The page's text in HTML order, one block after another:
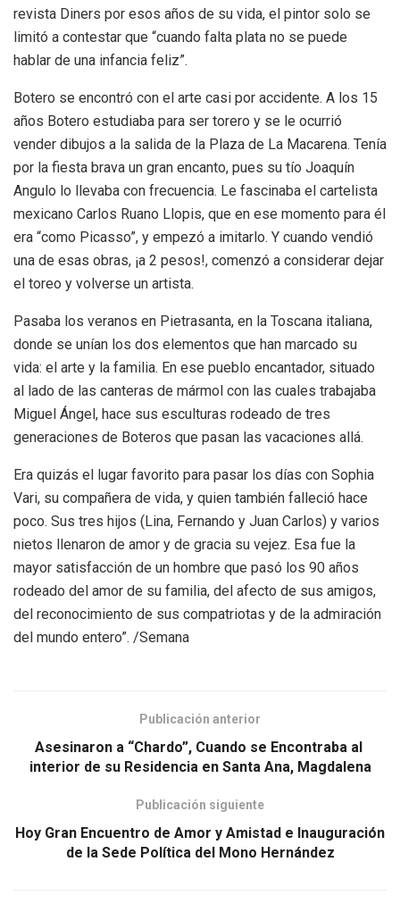
revista Diners por esos años de su vida, el pintor solo se
limitó a contestar que “cuando falta plata no se puede
hablar de una infancia feliz”.
Botero se encontró con el arte casi por accidente. A los 15
años Botero estudiaba para ser torero y se le ocurrió
vender dibujos a la salida de la Plaza de La Macarena. Tenía
por la fiesta brava un gran encanto, pues su tío Joaquín
Angulo lo llevaba con frecuencia. Le fascinaba el cartelista
mexicano Carlos Ruano Llopis, que en ese momento para él
era “como Picasso”, y empezó a imitarlo. Y cuando vendió
una de esas obras, ¡a 2 pesos!, comenzó a considerar dejar
el toreo y volverse un artista.
Pasaba los veranos en Pietrasanta, en la Toscana italiana,
donde se unían los dos elementos que han marcado su
vida: el arte y la familia. En ese pueblo encantador, situado
al lado de las canteras de mármol con las cuales trabajaba
Miguel Ángel, hace sus esculturas rodeado de tres
generaciones de Boteros que pasan las vacaciones allá.
Era quizás el lugar favorito para pasar los días con Sophia
Vari, su compañera de vida, y quien también falleció hace
poco. Sus tres hijos (Lina, Fernando y Juan Carlos) y varios
nietos llenaron de amor y de gracia su vejez. Esa fue la
mayor satisfacción de un hombre que pasó los 90 años
rodeado del amor de su familia, del afecto de sus amigos,
del reconocimiento de sus compatriotas y de la admiración
del mundo entero”. /Semana
Publicación anterior
Asesinaron a “Chardo”, Cuando se Encontraba al
interior de su Residencia en Santa Ana, Magdalena
Publicación siguiente
Hoy Gran Encuentro de Amor y Amistad e Inauguración
de la Sede Política del Mono Hernández